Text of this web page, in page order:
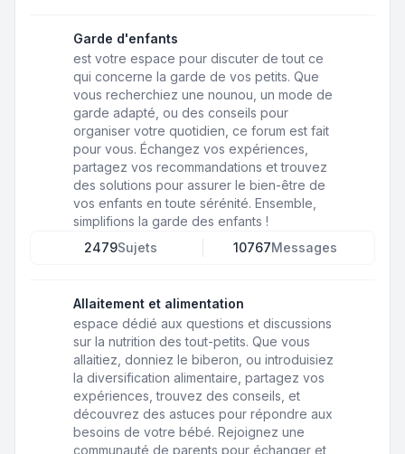
Garde d'enfants
est votre espace pour discuter de tout ce
qui concerne la garde de vos petits. Que
vous recherchiez une nounou, un mode de
garde adapté, ou des conseils pour
organiser votre quotidien, ce forum est fait
pour vous. Échangez vos expériences,
partagez vos recommandations et trouvez
des solutions pour assurer le bien-être de
vos enfants en toute sérénité. Ensemble,
simplifions la garde des enfants !
2479Sujets 10767Messages
Allaitement et alimentation
espace dédié aux questions et discussions
sur la nutrition des tout-petits. Que vous
allaitiez, donniez le biberon, ou introduisiez
la diversification alimentaire, partagez vos
expériences, trouvez des conseils, et
découvrez des astuces pour répondre aux
besoins de votre bébé. Rejoignez une
communauté de parents pour échanger et